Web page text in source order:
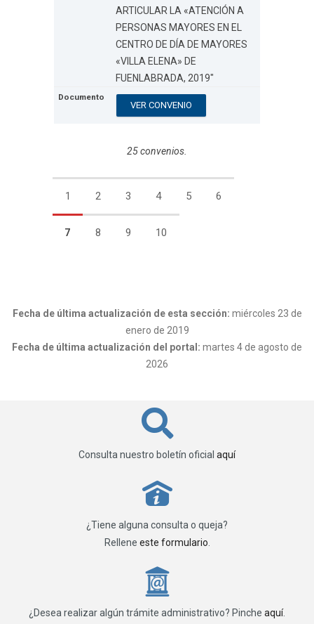
ARTICULAR LA «ATENCIÓN A
PERSONAS MAYORES EN EL
CENTRO DE DÍA DE MAYORES
«VILLA ELENA» DE
FUENLABRADA, 2019″
VER CONVENIO
25 convenios.
1 2 3 4 5 6
7 8 9 10
Fecha de última actualización de esta sección: miércoles 23 de
enero de 2019
Fecha de última actualización del portal: martes 4 de agosto de
2026
Consulta nuestro boletín oficial aquí
P
¿Tiene alguna consulta o queja?
Rellene este formulario
_
¿Desea realizar algún trámite administrativo? Pinche aquí.